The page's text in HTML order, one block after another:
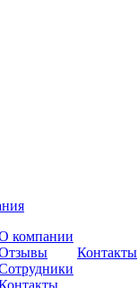
компании
Контакты